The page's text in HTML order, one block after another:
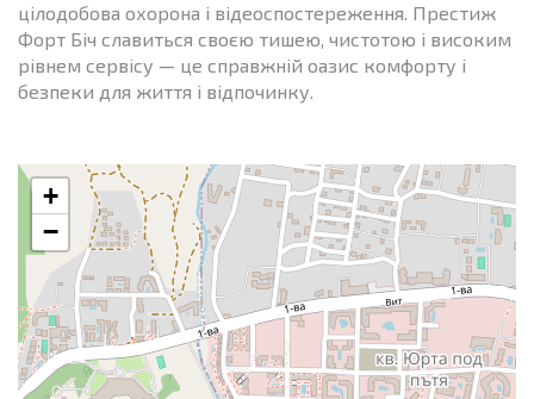
цілодобова охорона і відеоспостереження. Престиж
Форт Біч славиться своєю тишею, чистотою і високим
рівнем сервісу — це справжній оазис комфорту і
безпеки для життя і відпочинку.
+
−